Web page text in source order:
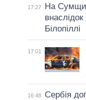
17:27
На
Білопіллі
17:01
16:48
Сербія